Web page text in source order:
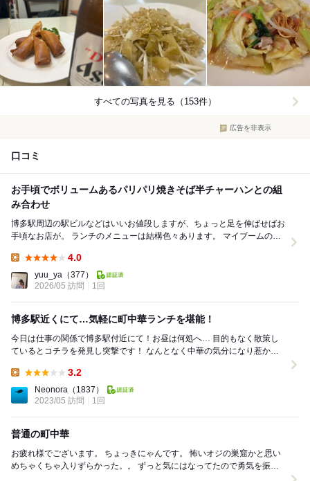
すべての写真を見る（153件）
広告を非表示
口コミ
お手頃でボリュームあるパリパリ焼きそば半チャーハンとの組
み合わせ
博多駅周辺の駅ビルなどはいいお値段しますが、ちょっと足を伸ばせばお
手頃なお店が。 ランチのメニューは結構色々あります。 マイブームの皿
4.0
yuu_ya （377）
2026/05 訪問
1回
博多駅近くにて…気軽に町中華ランチを堪能！
今日は仕事の関係で博多駅付近にて！お昼は何処へ… 目的もなく散策し
ているとコチラを発見し突撃です！ なんとなく中華の気分になり惹かれ
3.2
Neonora （1837）
2023/05 訪問
1回
普通の町中華
お疲れ様でございます。 ちょっきにゃんです。 怖いオジの巣窟かと思い
めちゃくちゃ入りずらかった。。 ずっと気にはなってたので勇気を振り